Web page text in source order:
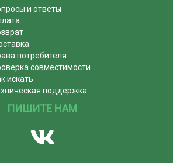
и ответы
потребителя
совместимости
искать
поддержка
ПИШИТЕ НАМ